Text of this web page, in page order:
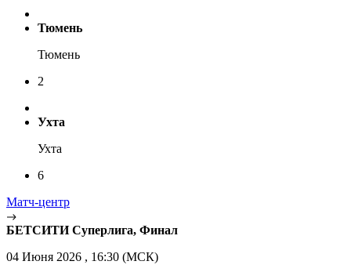
Тюмень
Тюмень
2
Ухта
Ухта
6
Матч-центр
БЕТСИТИ Суперлига, Финал
04 Июня 2026 , 16:30 (МСК)